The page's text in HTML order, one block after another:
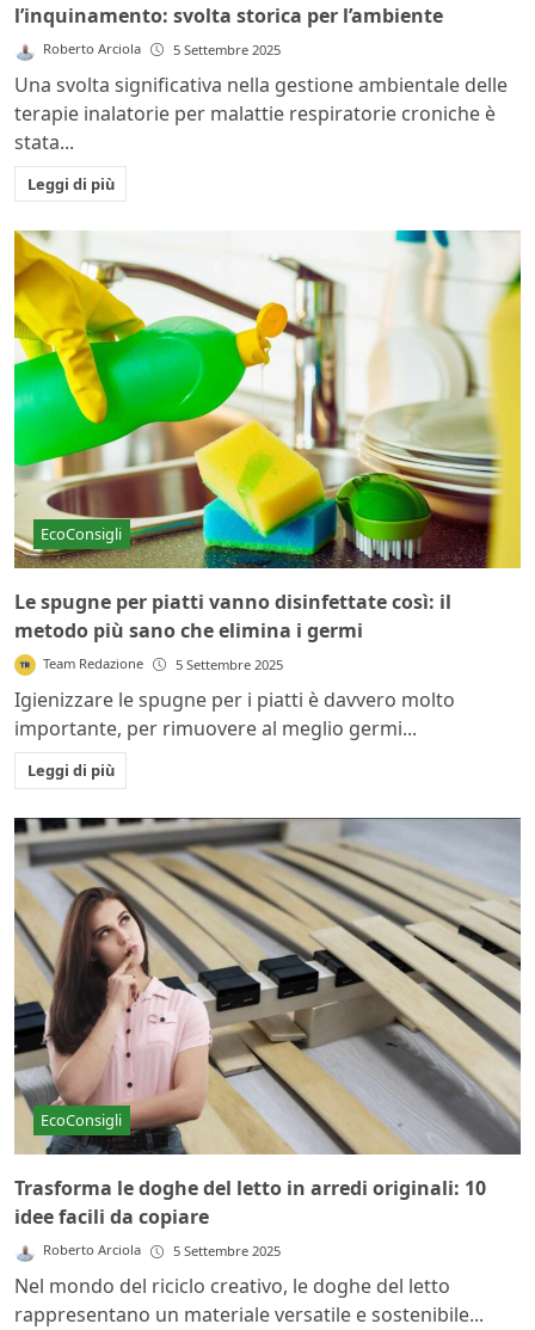
l’inquinamento: svolta storica per l’ambiente
Roberto Arciola 5 Settembre 2025
Una svolta significativa nella gestione ambientale delle
terapie inalatorie per malattie respiratorie croniche è
stata...
Leggi di più
EcoConsigli
Le spugne per piatti vanno disinfettate così: il
metodo più sano che elimina i germi
Team Redazione 5 Settembre 2025
Igienizzare le spugne per i piatti è davvero molto
importante, per rimuovere al meglio germi...
Leggi di più
EcoConsigli
Trasforma le doghe del letto in arredi originali: 10
idee facili da copiare
Roberto Arciola 5 Settembre 2025
Nel mondo del riciclo creativo, le doghe del letto
rappresentano un materiale versatile e sostenibile...